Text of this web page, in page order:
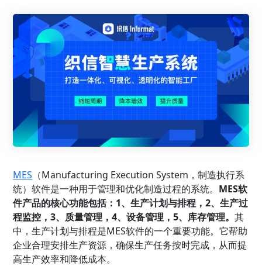
MES （Manufacturing Execution System，制造执行系
统）软件是一种用于管理和优化制造过程的系统。 MES软
件产品的核心功能包括：1、生产计划与排程，2、生产过
程监控，3、 质量管理 ，4、设备管理 ，5、 库存管理。其
中，生产计划与排程是MES软件的一个重要功能。它帮助
企业合理安排生产资源，确保生产任务按时完成，从而提
高生产效率和降低成本。